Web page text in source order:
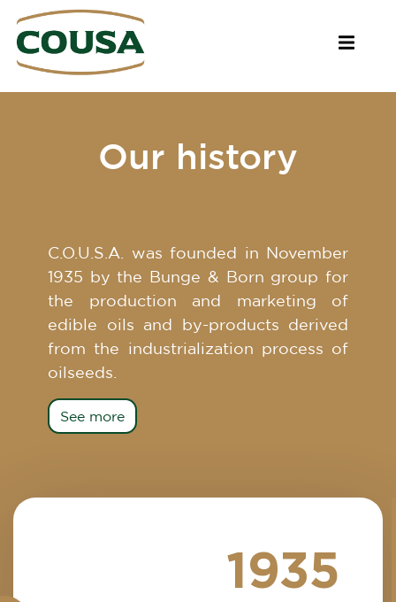
Our history
C.O.U.S.A. was founded in November
1935 by the Bunge & Born group for
the production and marketing of
edible oils and by-products derived
from the industrialization process of
oilseeds.
See more
1935